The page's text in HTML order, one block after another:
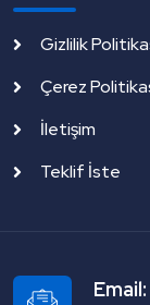
Gizlilik
Çerez
İletişim
Teklif İste
Email: